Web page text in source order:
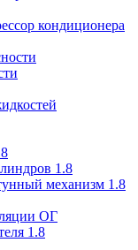
кондиционера
1.8
механизм 1.8
ОГ
1.8